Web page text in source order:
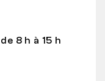
8 h à 15 h